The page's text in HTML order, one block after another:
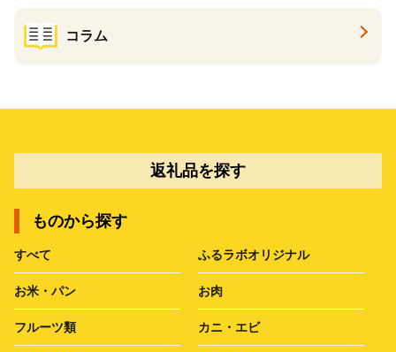
コラム
返礼品を探す
ものから探す
すべて ふるラボオリジナル
お米・パン お肉
フルーツ類 カニ・エビ